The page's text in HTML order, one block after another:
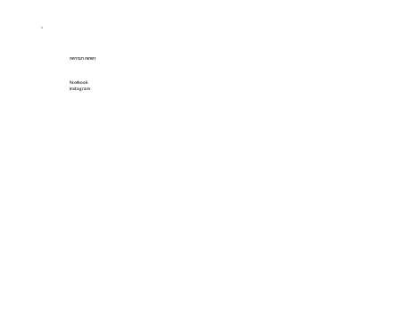
רשתות חברתיות
Facebook
Instagram